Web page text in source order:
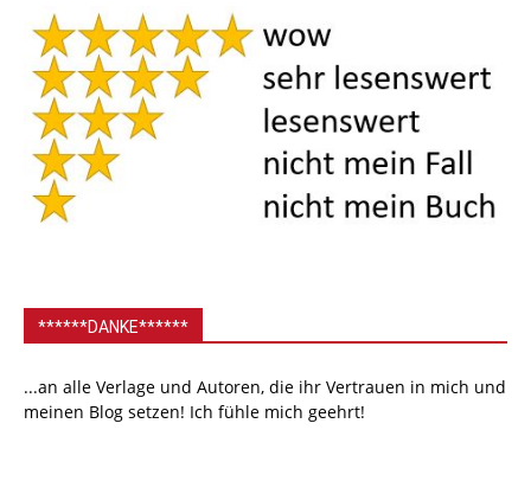
******DANKE******
...an alle Verlage und Autoren, die ihr Vertrauen in mich und
meinen Blog setzen! Ich fühle mich geehrt!